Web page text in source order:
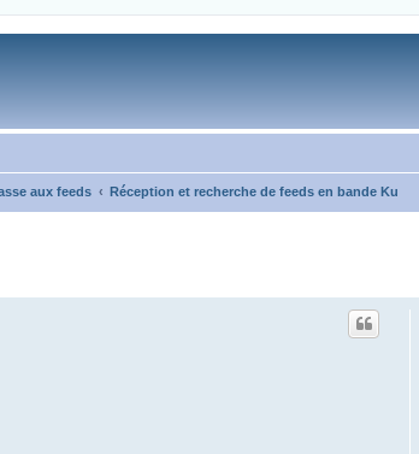
aux feeds Réception et recherche de feeds en bande Ku